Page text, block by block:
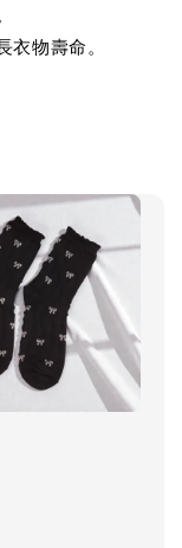
物壽命。